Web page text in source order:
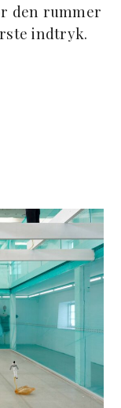
den rummer
indtryk.